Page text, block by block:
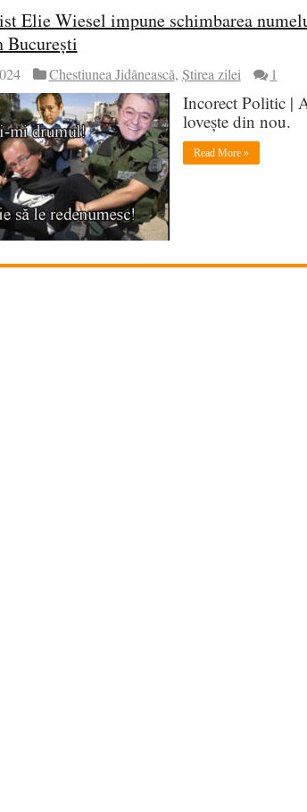
Elie Wiesel impune schimbarea
București
Chestiunea Jidănească, Știrea zilei 1
Incorect Politic |
lovește din nou.
Read More »